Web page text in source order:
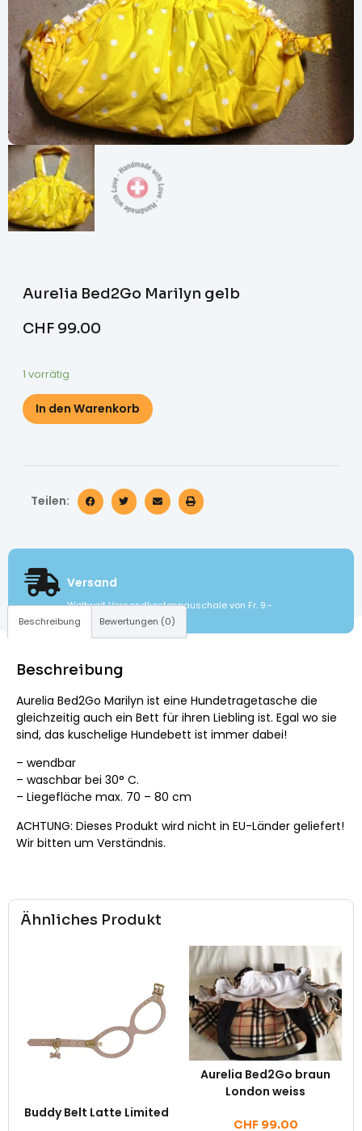
Aurelia Bed2Go Marilyn gelb
CHF 99.00
1 vorrätig
In den Warenkorb
Teilen:
Versand
Weltweit Versandkostenpauschale von Fr. 9.-
Ähnliches Produkt
Buddy Belt Latte Limited
Aurelia Bed2Go braun
London weiss
CHF 99.00
Beschreibung Bewertungen (0)
Beschreibung
Aurelia Bed2Go Marilyn ist eine Hundetragetasche die
gleichzeitig auch ein Bett für ihren Liebling ist. Egal wo sie
sind, das kuschelige Hundebett ist immer dabei!
– wendbar
– waschbar bei 30° C.
– Liegefläche max. 70 – 80 cm
ACHTUNG: Dieses Produkt wird nicht in EU-Länder geliefert!
Wir bitten um Verständnis.